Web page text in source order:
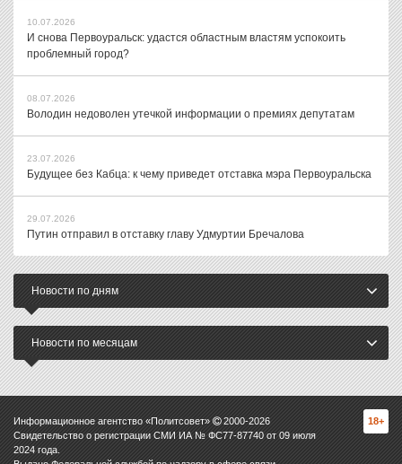
10.07.2026
И снова Первоуральск: удастся областным властям успокоить
проблемный город?
08.07.2026
Володин недоволен утечкой информации о премиях депутатам
23.07.2026
Будущее без Кабца: к чему приведет отставка мэра Первоуральска
29.07.2026
Путин отправил в отставку главу Удмуртии Бречалова
Новости по дням
Новости по месяцам
Информационное агентство «Политсовет» 2000-2026
Свидетельство о регистрации СМИ ИА № ФС77-87740 от 09 июля
2024 года.
18+